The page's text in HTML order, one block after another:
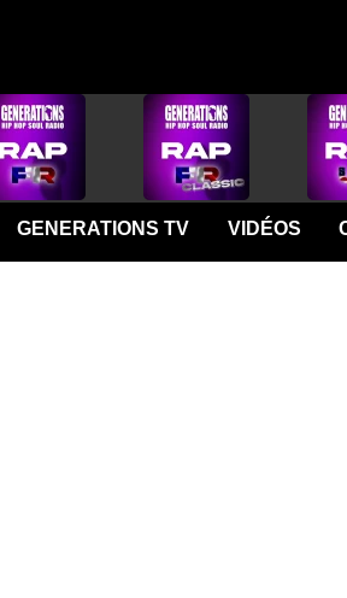
GENERATIONS TV VIDÉOS